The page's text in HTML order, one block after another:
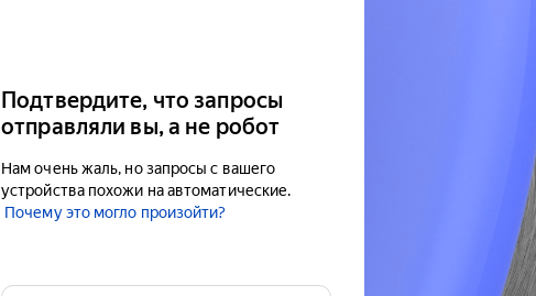
Подтвердите, что запросы
отправляли вы, а не робот
Нам очень жаль, но запросы с вашего
устройства похожи на автоматические.
Почему это могло произойти?